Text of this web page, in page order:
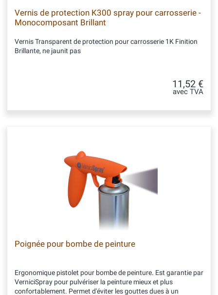
Vernis de protection K300 spray pour carrosserie -
Monocomposant Brillant
Vernis Transparent de protection pour carrosserie 1K Finition
Brillante, ne jaunit pas
11,52 €
avec TVA
Poignée pour bombe de peinture
Ergonomique pistolet pour bombe de peinture. Est garantie par
VerniciSpray pour pulvériser la peinture mieux et plus
confortablement. Permet d'éviter les gouttes dues à un